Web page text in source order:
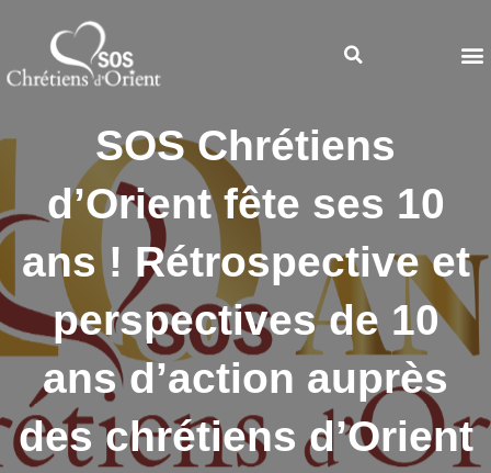
SOS Chrétiens
d’Orient fête ses 10
ans ! Rétrospective et
perspectives de 10
ans d’action auprès
des chrétiens d’Orient